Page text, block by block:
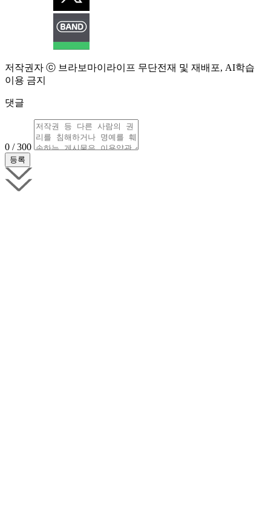
저작권자 ⓒ 브라보마이라이프 무단전재 및 재배포, AI학습
이용 금지
댓글
0 / 300